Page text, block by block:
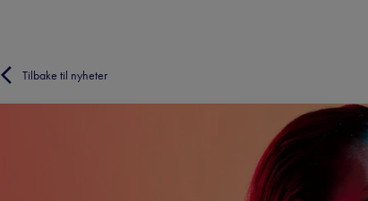
Tilbake til nyheter